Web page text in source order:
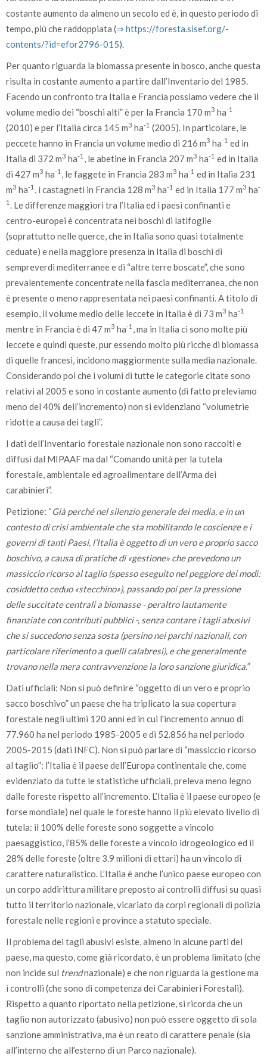
costante aumento da almeno un secolo ed è, in questo periodo di
tempo, più che raddoppiata (⇒ https:/­/­foresta.sisef.org/­
contents/­?id=efor2796-015).
Per quanto riguarda la biomassa presente in bosco, anche questa
risulta in costante aumento a partire dall’Inventario del 1985.
Facendo un confronto tra Italia e Francia possiamo vedere che il
volume medio dei “boschi alti” è per la Francia 170 m3 ha-1
(2010) e per l’Italia circa 145 m3 ha-1 (2005). In particolare, le
peccete hanno in Francia un volume medio di 216 m3 ha-1 ed in
Italia di 372 m3 ha-1 , le abetine in Francia 207 m3 ha-1 ed in Italia
di 427 m3 ha-1 , le faggete in Francia 283 m3 ha-1 ed in Italia 231
m3 ha-1 , i castagneti in Francia 128 m3 ha-1 ed in Italia 177 m3 ha-
1 . Le differenze maggiori tra l’Italia ed i paesi confinanti e
centro-europei è concentrata nei boschi di latifoglie
(soprattutto nelle querce, che in Italia sono quasi totalmente
ceduate) e nella maggiore presenza in Italia di boschi di
sempreverdi mediterranee e di “altre terre boscate”, che sono
prevalentemente concentrate nella fascia mediterranea, che non
è presente o meno rappresentata nei paesi confinanti. A titolo di
esempio, il volume medio delle leccete in Italia è di 73 m3 ha-1
mentre in Francia è di 47 m3 ha-1 , ma in Italia ci sono molte più
leccete e quindi queste, pur essendo molto più ricche di biomassa
di quelle francesi, incidono maggiormente sulla media nazionale.
Considerando poi che i volumi di tutte le categorie citate sono
relativi al 2005 e sono in costante aumento (di fatto preleviamo
meno del 40% dell’incremento) non si evidenziano “volumetrie
ridotte a causa dei tagli”.
I dati dell’Inventario forestale nazionale non sono raccolti e
diffusi dal MIPAAF ma dal “Comando unità per la tutela
forestale, ambientale ed agroalimentare dell’Arma dei
carabinieri”.
Petizione: “Già perché nel silenzio generale dei media, e in un
contesto di crisi ambientale che sta mobilitando le coscienze e i
governi di tanti Paesi, l’Italia è oggetto di un vero e proprio sacco
boschivo, a causa di pratiche di «gestione» che prevedono un
massiccio ricorso al taglio (spesso eseguito nel peggiore dei modi:
cosiddetto ceduo «stecchino»), passando poi per la pressione
delle succitate centrali a biomasse - peraltro lautamente
finanziate con contributi pubblici -, senza contare i tagli abusivi
che si succedono senza sosta (persino nei parchi nazionali, con
particolare riferimento a quelli calabresi), e che generalmente
trovano nella mera contravvenzione la loro sanzione giuridica.”
Dati ufficiali: Non si può definire “oggetto di un vero e proprio
sacco boschivo” un paese che ha triplicato la sua copertura
forestale negli ultimi 120 anni ed in cui l’incremento annuo di
77.960 ha nel periodo 1985-2005 e di 52.856 ha nel periodo
2005-2015 (dati INFC). Non si può parlare di “massiccio ricorso
al taglio”: l’Italia è il paese dell’Europa continentale che, come
evidenziato da tutte le statistiche ufficiali, preleva meno legno
dalle foreste rispetto all’incremento. L’Italia è il paese europeo (e
forse mondiale) nel quale le foreste hanno il più elevato livello di
tutela: il 100% delle foreste sono soggette a vincolo
paesaggistico, l’85% delle foreste a vincolo idrogeologico ed il
28% delle foreste (oltre 3.9 milioni di ettari) ha un vincolo di
carattere naturalistico. L’Italia è anche l’unico paese europeo con
un corpo addirittura militare preposto ai controlli diffusi su quasi
tutto il territorio nazionale, vicariato da corpi regionali di polizia
forestale nelle regioni e province a statuto speciale.
Il problema dei tagli abusivi esiste, almeno in alcune parti del
paese, ma questo, come già ricordato, è un problema limitato (che
non incide sul trendnazionale) e che non riguarda la gestione ma
i controlli (che sono di competenza dei Carabinieri Forestali).
Rispetto a quanto riportato nella petizione, si ricorda che un
taglio non autorizzato (abusivo) non può essere oggetto di sola
sanzione amministrativa, ma è un reato di carattere penale (sia
all’interno che all’esterno di un Parco nazionale).